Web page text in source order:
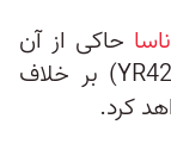
ناسا حاکی از آن
است که سیارک وای‌آر۴ــ۲۰۲۴ (YR42024) بر خلاف
کرد.